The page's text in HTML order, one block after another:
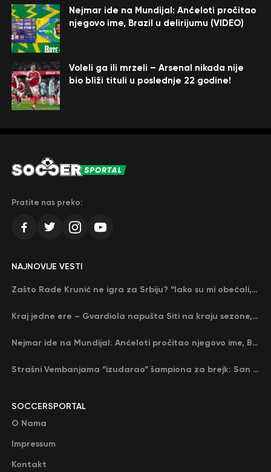
Nejmar ide na Mundijal: Anćeloti pročitao
njegovo ime, Brazil u delirijumu (VIDEO)
Voleli ga ili mrzeli – Arsenal nikada nije
bio bliži tituli u poslednje 22 godine!
Pratite nas preko:
SOCCERSPORTAL
O Nama
Impressum
Kontakt
NAJNOVIJE VESTI
Zašto Rade Krunić ne igra za Srbiju? “Iako su mi obećali, niko me nije zvao…”
Kraj jedne ere – Gvardiola napušta Siti na kraju sezone, menja ga njegov nekadašnji rival
Nejmar ide na Mundijal: Anćeloti pročitao njegovo ime, Brazil u delirijumu (VIDEO)
Strašni Vembanjama “izudarao” šampiona za brejk: San Antonio poveo protiv Oklahome